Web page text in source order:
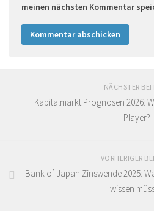
meinen nächsten Kommentar
NÄCHSTER
Kapitalmarkt Prognosen 2026:
Player?
VORHERIGER
Bank of Japan Zinswende 2025:
wissen